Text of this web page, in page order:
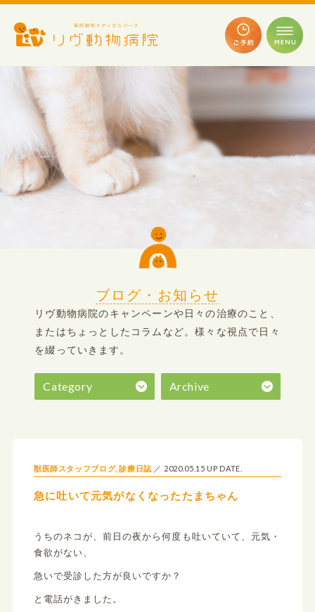
ブログ・お知らせ
リヴ動物病院のキャンペーンや日々の治療のこと、
またはちょっとしたコラムなど。様々な視点で日々
を綴っていきます。
Category Archive
急に吐いて元気がなくなったたまちゃん
獣医師スタッフブログ,診療日誌 2020.05.15 UP DATE.
うちのネコが、前日の夜から何度も吐いていて、元気・
食欲がない、
急いで受診した方が良いですか？
と電話がきました。